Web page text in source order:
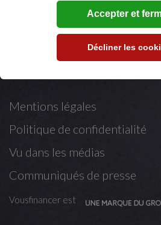
Mentions légales
Mentions légales
Politique de confidentialité
Vu dans les médias
Communiqués de presse
Vousfinancer est
Décliner les
Accepter et